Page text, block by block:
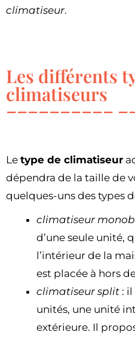
climatiseur.
Les différents
climatiseurs
Le type de climatiseur
dépendra de la taille de
quelques-uns des types
climatiseur
d’une seule unité,
l’intérieur de la
est placée à hors
climatiseur split :
unités, une unité
extérieure. Il